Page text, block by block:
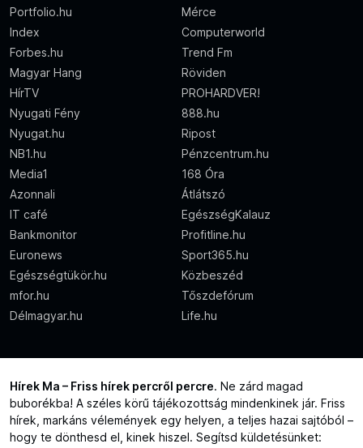
Portfolio.hu
Mérce
Index
Computerworld
Forbes.hu
Trend Fm
Magyar Hang
Röviden
HírTV
PROHARDVER!
Nyugati Fény
888.hu
Nyugat.hu
Ripost
NB1.hu
Pénzcentrum.hu
Media1
168 Óra
Azonnali
Átlátszó
IT café
EgészségKalauz
Bankmonitor
Profitline.hu
Euronews
Sport365.hu
Egészségtükör.hu
Közbeszéd
mfor.hu
Tőszdefórum
Délmagyar.hu
Life.hu
Hírek Ma – Friss hírek percről percre. Ne zárd magad
buborékba! A széles körű tájékozottság mindenkinek jár. Friss
hírek, markáns vélemények egy helyen, a teljes hazai sajtóból –
hogy te dönthesd el, kinek hiszel. Segítsd küldetésünket: